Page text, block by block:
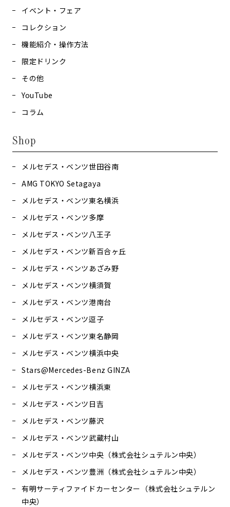
イベント・フェア
コレクション
機能紹介・操作方法
限定ドリンク
その他
YouTube
コラム
Shop
メルセデス・ベンツ世田谷南
AMG TOKYO Setagaya
メルセデス・ベンツ東名横浜
メルセデス・ベンツ多摩
メルセデス・ベンツ八王子
メルセデス・ベンツ新百合ヶ丘
メルセデス・ベンツあざみ野
メルセデス・ベンツ横須賀
メルセデス・ベンツ港南台
メルセデス・ベンツ逗子
メルセデス・ベンツ東名静岡
メルセデス・ベンツ横浜中央
Stars@Mercedes-Benz GINZA
メルセデス・ベンツ横浜東
メルセデス・ベンツ日吉
メルセデス・ベンツ藤沢
メルセデス・ベンツ武蔵村山
メルセデス・ベンツ中央（株式会社シュテルン中央）
メルセデス・ベンツ豊洲（株式会社シュテルン中央）
有明サーティファイドカーセンター（株式会社シュテルン
中央）